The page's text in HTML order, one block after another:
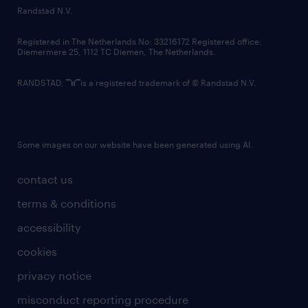
country websites
contact us
terms & conditions
accessibility
cookies
privacy notice
misconduct reporting procedure
Randstad N.V.
Registered in The Netherlands No: 33216172 Registered office:
Diemermere 25, 1112 TC Diemen, The Netherlands.
RANDSTAD, is a registered trademark of © Randstad N.V.
Some images on our website have been generated using AI.